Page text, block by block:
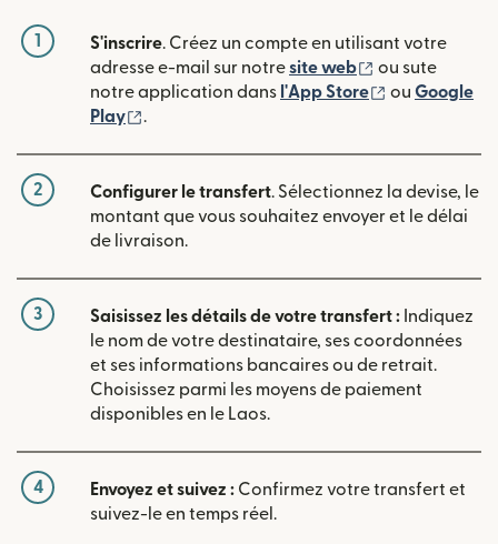
1 S'inscrire. Créez un compte en utilisant votre
adresse e-mail sur notresite web (s'ouvre dans
ou sute
notre application dans l'App Store (s'ouvre
ou Google
Play
.
2 Configurer le transfert. Sélectionnez la devise, le
montant que vous souhaitez envoyer et le délai
de livraison.
3 Saisissez les détails de votre transfert : Indiquez
le nom de votre destinataire, ses coordonnées
et ses informations bancaires ou de retrait.
Choisissez parmi les moyens de paiement
disponibles en le Laos.
4 Envoyez et suivez : Confirmez votre transfert et
suivez-le en temps réel.